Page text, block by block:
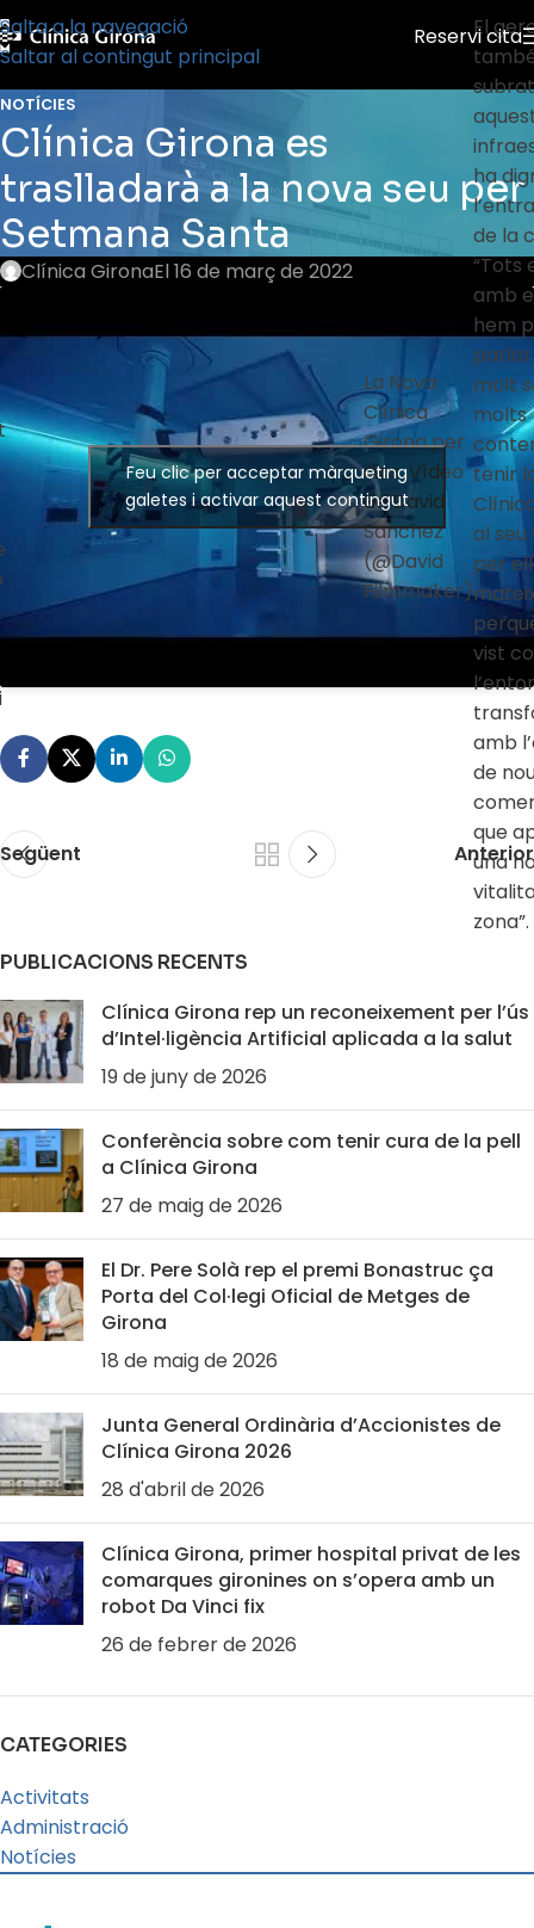
Salta a la navegació
Saltar al contingut principal
Reservi cita
NOTÍCIES
Clínica Girona es
traslladarà a la nova seu per
Setmana Santa
Clínica GironaEl 16 de març de 2022
La Nova
Clínica
Girona per
dins. Vídeo
de David
Sanchez
(@David
Filmmaker)
El
ha
de la
“Tots
amb
hem
molt
molts
tenir
al
per
vist
amb
de
que
una
zona”.
Feu clic per acceptar màrqueting
galetes i activar aquest contingut
Següent Anterior
PUBLICACIONS RECENTS
Clínica Girona rep un reconeixement per l’ús
d’Intel·ligència Artificial aplicada a la salut
19 de juny de 2026
Conferència sobre com tenir cura de la pell
a Clínica Girona
27 de maig de 2026
El Dr. Pere Solà rep el premi Bonastruc ça
Porta del Col·legi Oficial de Metges de
Girona
18 de maig de 2026
Junta General Ordinària d’Accionistes de
Clínica Girona 2026
28 d'abril de 2026
Clínica Girona, primer hospital privat de les
comarques gironines on s’opera amb un
robot Da Vinci fix
26 de febrer de 2026
CATEGORIES
Activitats
Administració
Notícies